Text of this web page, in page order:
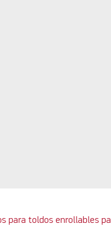
para toldos enrollables